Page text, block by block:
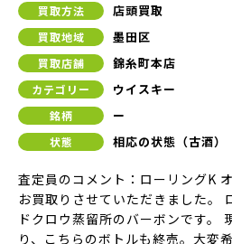
買取方法 店頭買取
買取地域 墨田区
買取店舗 錦糸町本店
カテゴリー ウイスキー
銘柄 ー
状態 相応の状態（古酒）
査定員のコメント：ローリングK
お買取りさせていただきました。
ドクロウ蒸留所のバーボンです。
り、こちらのボトルも終売。大変